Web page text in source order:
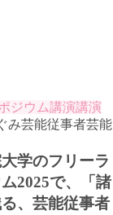
ジウム講演講演
み芸能従事者芸能
学のフリーラ
2025で、「諸
、芸能従事者